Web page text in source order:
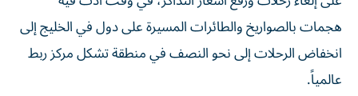
هجمات بالصواريخ والطائرات المسيرة على دول في الخليج إلى
انخفاض الرحلات إلى نحو النصف في منطقة تشكل مركز ربط
عالمياً.